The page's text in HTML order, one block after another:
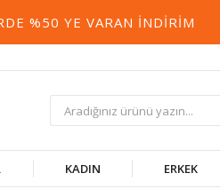
YE VARAN İNDIRIM
KADIN ERKEK